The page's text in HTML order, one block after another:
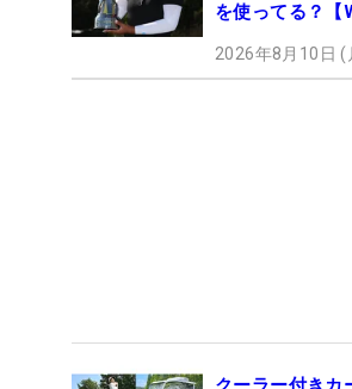
を使ってる？【
2026年8月10日